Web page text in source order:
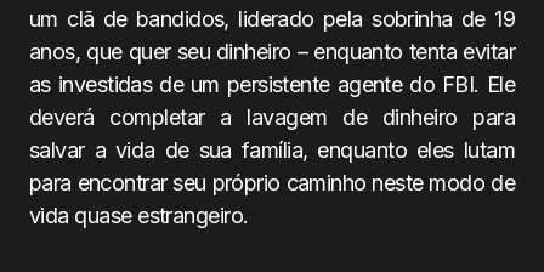
um clã de bandidos, liderado pela sobrinha de 19
anos, que quer seu dinheiro – enquanto tenta evitar
as investidas de um persistente agente do FBI. Ele
deverá completar a lavagem de dinheiro para
salvar a vida de sua família, enquanto eles lutam
para encontrar seu próprio caminho neste modo de
vida quase estrangeiro.